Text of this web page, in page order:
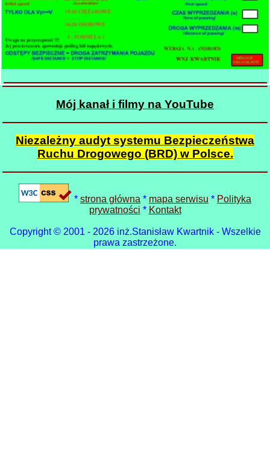
Mój kanał i filmy na YouTube
Niezależny audyt systemu Bezpieczeństwa
Ruchu Drogowego (BRD) w Polsce.
* strona główna * mapa serwisu * Polityka
prywatności * Kontakt
Copyright © 2001 - 2026 inż.Stanisław Kwartnik - Wszelkie
prawa zastrzeżone.